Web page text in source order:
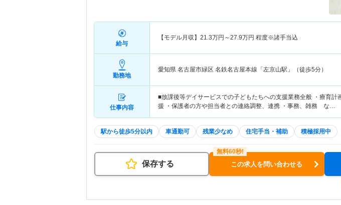
給与
【モデル月収】 21.3万円～27.9万円 程度※諸手当込
勤務地
愛知県 名古屋市緑区 名鉄名古屋本線「左京山駅」（徒歩5分）
仕事内容
■放課後等デイサービスでの子どもたちへの支援業務全般 ・療育計
援 ・保護者の方や担当者との連絡調整、連携 ・事務、雑務 な…
駅から徒歩5分以内 車通勤可 残業少なめ 住宅手当・補助 積極採用中
保存する この求人を問い合わせる